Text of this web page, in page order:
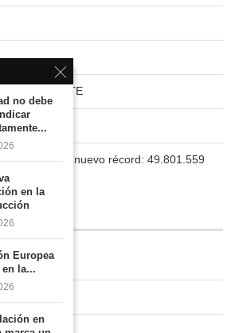
marca un nuevo récord: 49.801.559
no debe
en la
Europea
en la...
en